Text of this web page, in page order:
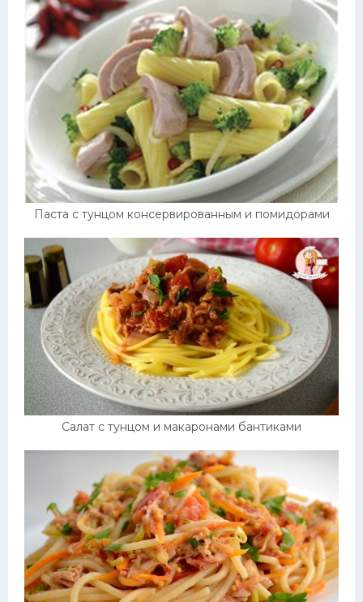
Паста с тунцом консервированным и помидорами
Салат с тунцом и макаронами бантиками